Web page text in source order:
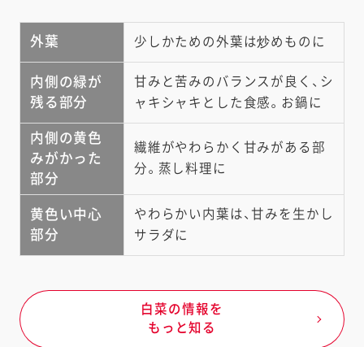
外葉 少しかための外葉は炒めものに
内側の緑が
残る部分
甘みと苦みのバランスが良く、シ
ャキシャキとした食感。お鍋に
内側の黄色
みがかった
部分
繊維がやわらかく甘みがある部
分。蒸し料理に
黄色い中心
部分
やわらかい内葉は、甘みを生かし
サラダに
白菜の情報を
もっと知る